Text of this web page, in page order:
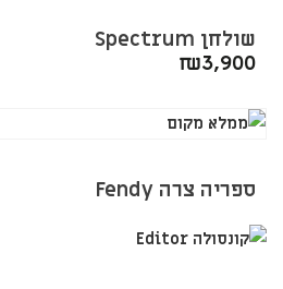
שולחן Spectrum
₪3,900
ספריה צרה Fendy